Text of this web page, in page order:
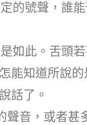
的號聲，誰
如此。舌頭
能知道所說的
話了。
聲音，或者甚